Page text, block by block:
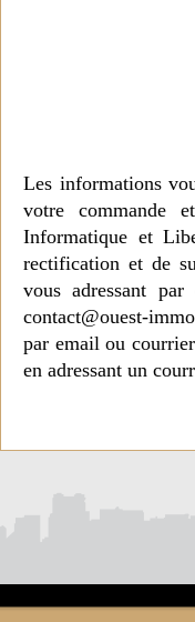
Les informations
votre commande
Informatique et
rectification et de
vous adressant
contact@ouest-
par email ou
en adressant un